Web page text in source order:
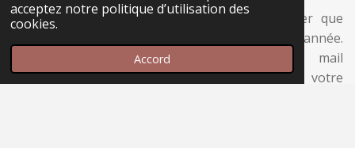
acceptez notre politique d’utilisation des
cookies.
Accord
Vous pouvez, pour diverses raisons, souhaiter que
votre enfant intègre notre école en cours d’année.
N’hésitez pas à nous envoyer un mail
(jardindeglantine@gmail.com) en expliquant votre